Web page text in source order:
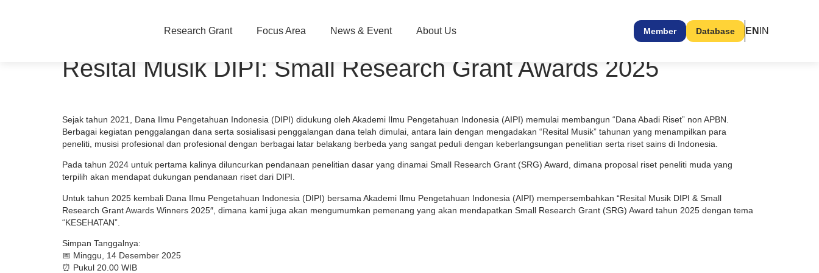
Research Grant Focus Area News & Event About Us Member Database EN IN
Resital Musik DIPI: Small Research Grant Awards 2025
Sejak tahun 2021, Dana Ilmu Pengetahuan Indonesia (DIPI) didukung oleh Akademi Ilmu Pengetahuan Indonesia (AIPI) memulai membangun “Dana Abadi Riset” non APBN.
Berbagai kegiatan penggalangan dana serta sosialisasi penggalangan dana telah dimulai, antara lain dengan mengadakan “Resital Musik” tahunan yang menampilkan para
peneliti, musisi profesional dan profesional dengan berbagai latar belakang berbeda yang sangat peduli dengan keberlangsungan penelitian serta riset sains di Indonesia.
Pada tahun 2024 untuk pertama kalinya diluncurkan pendanaan penelitian dasar yang dinamai Small Research Grant (SRG) Award, dimana proposal riset peneliti muda yang
terpilih akan mendapat dukungan pendanaan riset dari DIPI.
Untuk tahun 2025 kembali Dana Ilmu Pengetahuan Indonesia (DIPI) bersama Akademi Ilmu Pengetahuan Indonesia (AIPI) mempersembahkan “Resital Musik DIPI & Small
Research Grant Awards Winners 2025″, dimana kami juga akan mengumumkan pemenang yang akan mendapatkan Small Research Grant (SRG) Award tahun 2025 dengan tema
“KESEHATAN”.
Simpan Tanggalnya:
📅 Minggu, 14 Desember 2025
⏰ Pukul 20.00 WIB